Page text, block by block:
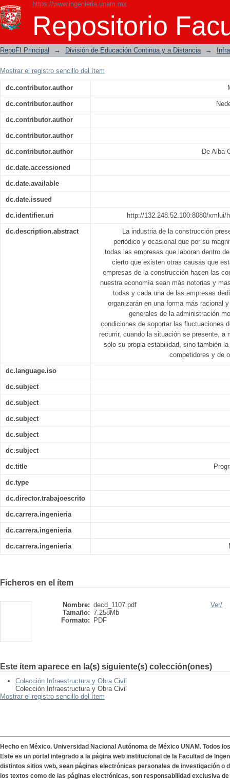
https://www.ingenieria.unam.mx
Repositorio
Programación y control de obras
RepoFI Principal → División de Educación Continua y a Distancia →
Mostrar el registro sencillo del ítem
dc.contributor.author
dc.contributor.author
dc.contributor.author
dc.contributor.author
dc.contributor.author De Alba
dc.date.accessioned
dc.date.available
dc.date.issued
dc.identifier.uri http://132.248.52.100:8080/xmlui/
dc.description.abstract
La industria de la construcción
periódico y ocasional que por su
todas las empresas que laboran dentro
cierto que existen otras causas que
empresas de la construcción hacen las
nuestra economía sean más notorias y
todas y cada una de las empresas
organizarán en una forma más racional
generales de la administración
condiciones de soportar las fluctuaciones
recurrir, cuando la situación se presente, a
sólo su propia estabilidad, sino también
competidores y de
dc.language.iso
dc.subject
dc.subject
dc.subject
dc.subject
dc.subject
dc.title
dc.type
dc.director.trabajoescrito
dc.carrera.ingenieria
dc.carrera.ingenieria
dc.carrera.ingenieria
Ficheros en el ítem
Nombre: decd_1107.pdf
Tamaño: 7.258Mb
Formato:
PDF
Ver/
Este ítem aparece en la(s) siguiente(s) colección(ones)
Colección Infraestructura y Obra Civil
Colección Infraestructura y Obra Civil
Mostrar el registro sencillo del ítem
Hecho en México. Universidad Nacional Autónoma de México UNAM. Todos
Este es un portal integrado a la página web institucional de la Facultad de
distintos sitios web, sean páginas electrónicas personales de investigación o
los textos como de las páginas electrónicas, son responsabilidad exclusiva